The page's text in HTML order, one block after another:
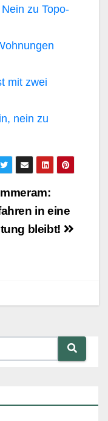
zu Topo-
mit zwei
nein zu
in eine
bleibt!